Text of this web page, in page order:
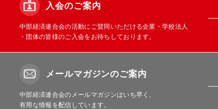
入会のご案内
中部経済連合会の活動にご賛同いただける企業・学校法人
・団体の皆様のご入会をお待ちしております。
メールマガジンのご案内
中部経済連合会のメールマガジンはいち早く、
有用な情報を配信しています。